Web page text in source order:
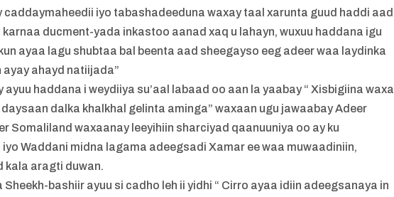
iyo tabashadeeduna waxay taal xarunta guud haddi aad
ducment-yada inkastoo aanad xaq u lahayn, wuxuu haddana igu
ayaa lagu shubtaa bal beenta aad sheegayso eeg adeer waa laydinka
ahayd natiijada”
haddana i weydiiya su’aal labaad oo aan la yaabay “ Xisbigiina waxa
dalka khalkhal gelinta aminga” waxaan ugu jawaabay Adeer
Somaliland waxaanay leeyihiin sharciyad qaanuuniya oo ay ku
Waddani midna lagama adeegsadi Xamar ee waa muwaadiniin,
kala aragti duwan.
bashiir ayuu si cadho leh ii yidhi “ Cirro ayaa idiin adeegsanaya in